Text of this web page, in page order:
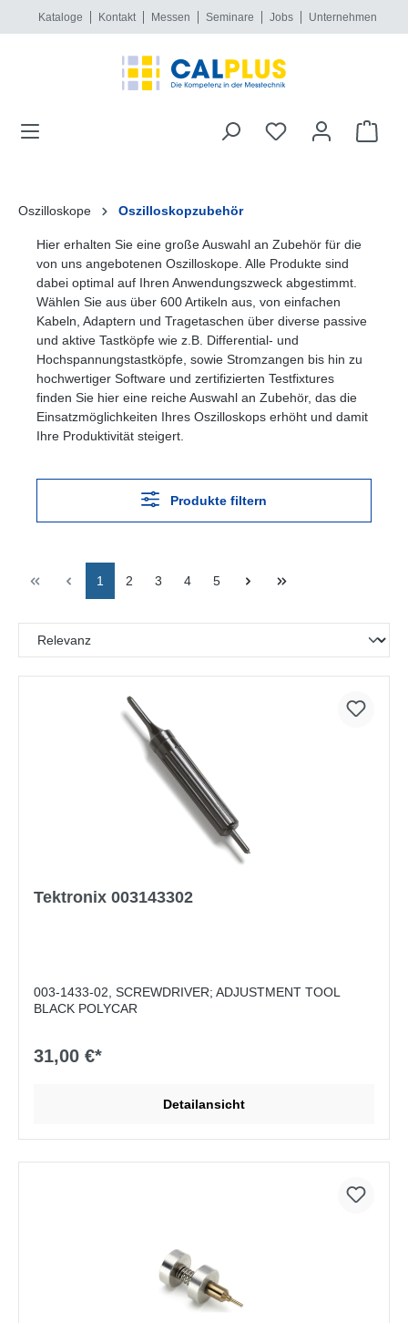
springen
Kataloge Kontakt Messen Seminare Jobs Unternehmen
Oszilloskope Oszilloskopzubehör
Hier erhalten Sie eine große Auswahl an Zubehör für die
von uns angebotenen Oszilloskope. Alle Produkte sind
dabei optimal auf Ihren Anwendungszweck abgestimmt.
Wählen Sie aus über 600 Artikeln aus, von einfachen
Kabeln, Adaptern und Tragetaschen über diverse passive
und aktive Tastköpfe wie z.B. Differential- und
Hochspannungstastköpfe, sowie Stromzangen bis hin zu
hochwertiger Software und zertifizierten Testfixtures
finden Sie hier eine reiche Auswahl an Zubehör, das die
Einsatzmöglichkeiten Ihres Oszilloskops erhöht und damit
Ihre Produktivität steigert.
Produkte filtern
1 2 3 4 5
Tektronix 003143302
003-1433-02, SCREWDRIVER; ADJUSTMENT TOOL
BLACK POLYCAR
31,00 €*
Detailansicht